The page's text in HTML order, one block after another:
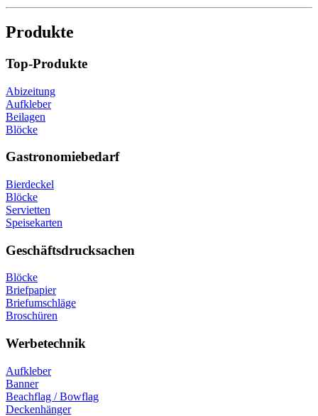
Produkte
Top-Produkte
Abizeitung
Aufkleber
Beilagen
Blöcke
Gastronomiebedarf
Bierdeckel
Blöcke
Servietten
Speisekarten
Geschäftsdrucksachen
Blöcke
Briefpapier
Briefumschläge
Broschüren
Werbetechnik
Aufkleber
Banner
Beachflag / Bowflag
Deckenhänger